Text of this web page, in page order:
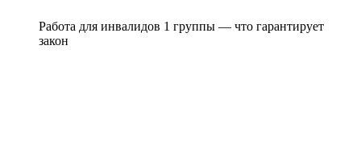
Работа для инвалидов 1 группы — что гарантирует
закон